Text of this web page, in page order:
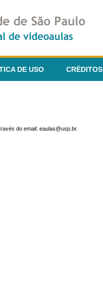
DE USO CRÉDITOS
do email: eaulas@usp.br.